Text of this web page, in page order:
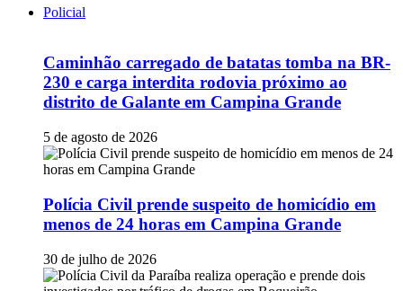
Policial
Caminhão carregado de batatas tomba na BR-
230 e carga interdita rodovia próximo ao
distrito de Galante em Campina Grande
5 de agosto de 2026
Polícia Civil prende suspeito de homicídio em
menos de 24 horas em Campina Grande
30 de julho de 2026